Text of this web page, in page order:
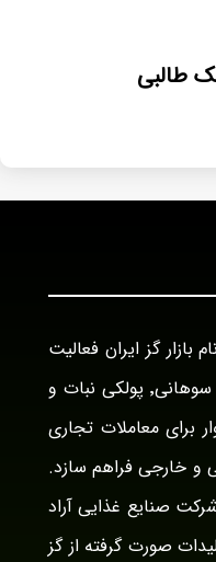
طالبی
گز آراد در سال ۱۳۹۴ با نام بازار گز ایران فعالیت
خود رو در زمینه ی عرضه گز٬ گز سوهانی٬ پولکی نبات و
برای معاملات تجاری
و خارجی فراهم سازد.
صنایع غذایی آراد
صورت گرفته از گز